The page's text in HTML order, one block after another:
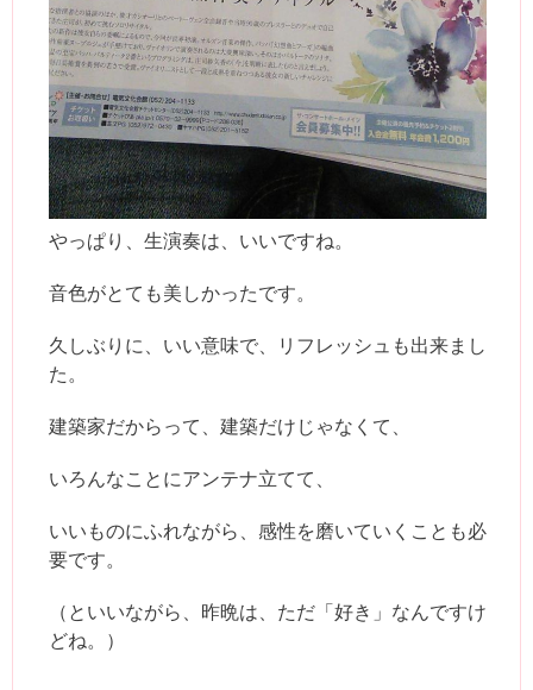
やっぱり、生演奏は、いいですね。
音色がとても美しかったです。
久しぶりに、いい意味で、リフレッシュも出来まし
た。
建築家だからって、建築だけじゃなくて、
いろんなことにアンテナ立てて、
いいものにふれながら、感性を磨いていくことも必
要です。
（といいながら、昨晩は、ただ「好き」なんですけ
どね。）